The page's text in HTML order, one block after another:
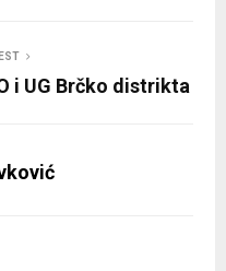
i UG Brčko distrikta